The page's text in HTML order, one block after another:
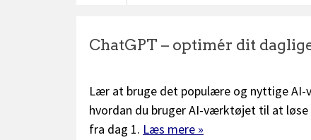
ChatGPT – optimér dit
Lær at bruge det populære og nyttige AI-
hvordan du bruger AI-værktøjet til at
fra dag 1. Læs mere »